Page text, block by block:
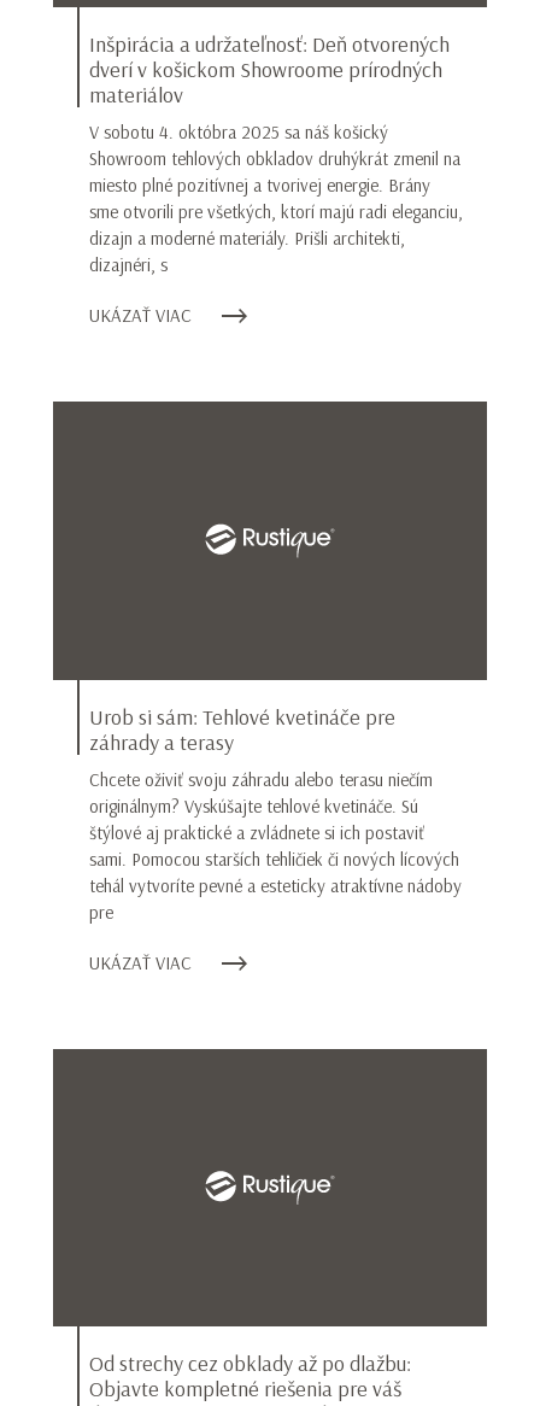
Inšpirácia a udržateľnosť: Deň otvorených
dverí v košickom Showroome prírodných
materiálov
V sobotu 4. októbra 2025 sa náš košický
Showroom tehlových obkladov druhýkrát zmenil na
miesto plné pozitívnej a tvorivej energie. Brány
sme otvorili pre všetkých, ktorí majú radi eleganciu,
dizajn a moderné materiály. Prišli architekti,
dizajnéri, s
UKÁZAŤ VIAC
Urob si sám: Tehlové kvetináče pre
záhrady a terasy
Chcete oživiť svoju záhradu alebo terasu niečím
originálnym? Vyskúšajte tehlové kvetináče. Sú
štýlové aj praktické a zvládnete si ich postaviť
sami. Pomocou starších tehličiek či nových lícových
tehál vytvoríte pevné a esteticky atraktívne nádoby
pre
UKÁZAŤ VIAC
Od strechy cez obklady až po dlažbu:
Objavte kompletné riešenia pre váš